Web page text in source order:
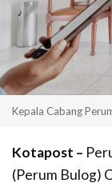
Kepala Cabang
Kotapost –
(Perum Bulog)